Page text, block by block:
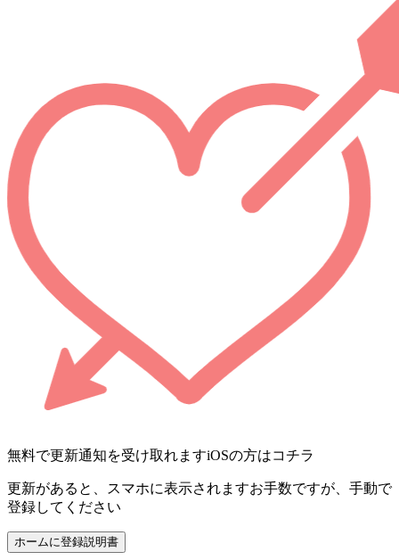
無料で更新通知を受け取れますiOSの方はコチラ
更新があると、スマホに表示されますお手数ですが、手動で
登録してください
ホームに登録説明書